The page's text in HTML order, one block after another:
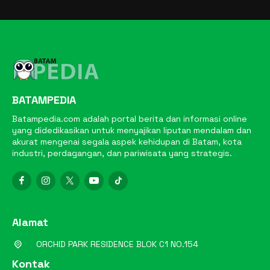
BATAMPEDIA
Batampedia.com adalah portal berita dan informasi online
yang didedikasikan untuk menyajikan liputan mendalam dan
akurat mengenai segala aspek kehidupan di Batam, kota
industri, perdagangan, dan pariwisata yang strategis.
Alamat
ORCHID PARK RESIDENCE BLOK C1 NO.154
Kontak